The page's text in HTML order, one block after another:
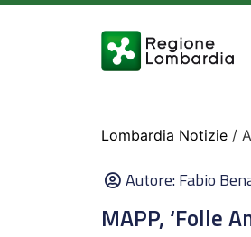
Lombardia Notizie /
Autore:Fabio
MAPP, ‘Folle